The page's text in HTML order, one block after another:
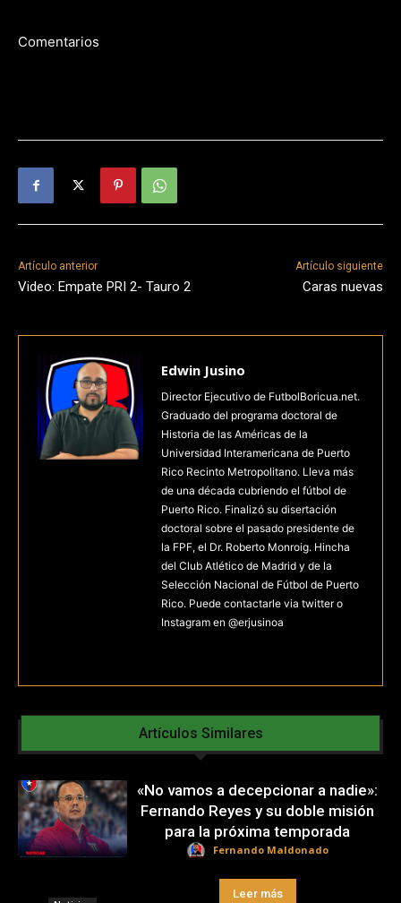
Comentarios
Artículo anterior
Video: Empate PRI 2- Tauro 2
Artículo siguiente
Caras nuevas
Edwin Jusino
Director Ejecutivo de FutbolBoricua.net.
Graduado del programa doctoral de
Historia de las Américas de la
Universidad Interamericana de Puerto
Rico Recinto Metropolitano. Lleva más
de una década cubriendo el fútbol de
Puerto Rico. Finalizó su disertación
doctoral sobre el pasado presidente de
la FPF, el Dr. Roberto Monroig. Hincha
del Club Atlético de Madrid y de la
Selección Nacional de Fútbol de Puerto
Rico. Puede contactarle via twitter o
Instagram en @erjusinoa
Artículos Similares
«No vamos a decepcionar a nadie»:
Fernando Reyes y su doble misión
para la próxima temporada
Fernando Maldonado
Leer más